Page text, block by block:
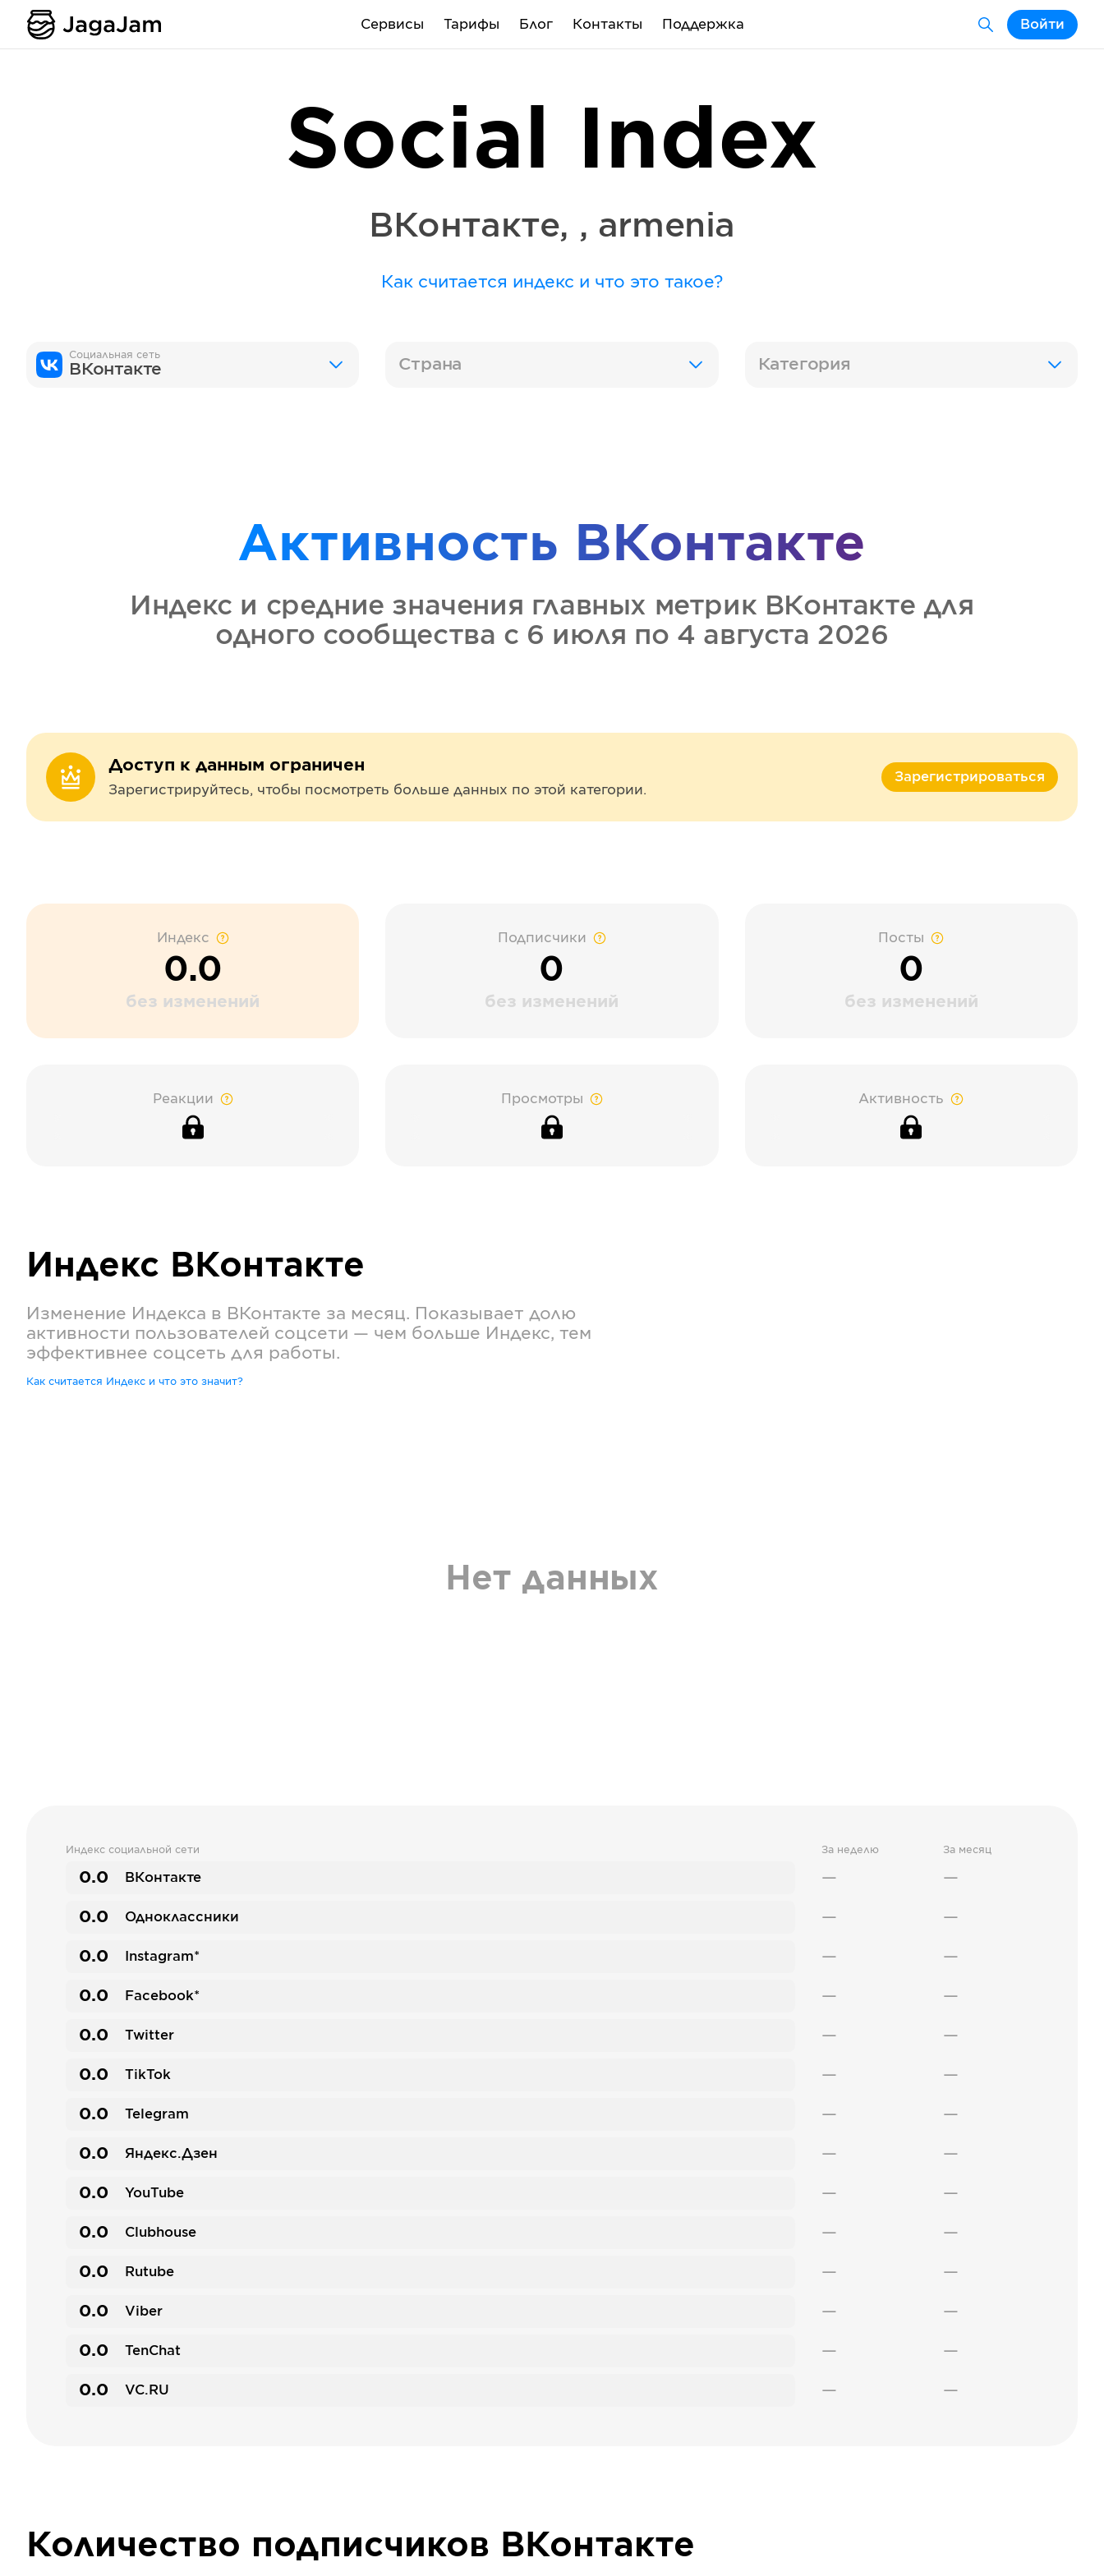
Сервисы Тарифы Блог Контакты Поддержка Войти
Social Index
ВКонтакте, , armenia
Как считается индекс и что это такое?
Социальная сеть
ВКонтакте Страна Категория
Активность ВКонтакте
Индекс и средние значения главных метрик ВКонтакте для
одного сообщества с 6 июля по 4 августа 2026
Доступ к данным ограничен
Зарегистрируйтесь, чтобы посмотреть больше данных по этой категории.
Зарегистрироваться
Индекс
0.0
без изменений
Подписчики
0
без изменений
Посты
0
без изменений
Реакции Просмотры Активность
Индекс ВКонтакте
Изменение Индекса в ВКонтакте за месяц. Показывает долю
активности пользователей соцсети — чем больше Индекс, тем
эффективнее соцсеть для работы.
Как считается Индекс и что это значит?
Нет данных
Индекс социальной сети За неделю За месяц
0.0 ВКонтакте — —
0.0 Одноклассники — —
0.0 Instagram* — —
0.0 Facebook* — —
0.0 Twitter — —
0.0 TikTok — —
0.0 Telegram — —
0.0 Яндекс.Дзен — —
0.0 YouTube — —
0.0 Clubhouse — —
0.0 Rutube — —
0.0 Viber — —
0.0 TenChat — —
0.0 VC.RU — —
Количество подписчиков ВКонтакте